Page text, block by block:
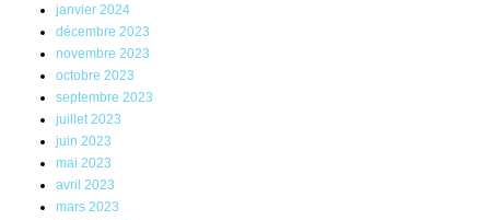
janvier 2024
décembre 2023
novembre 2023
octobre 2023
septembre 2023
juillet 2023
juin 2023
mai 2023
avril 2023
mars 2023